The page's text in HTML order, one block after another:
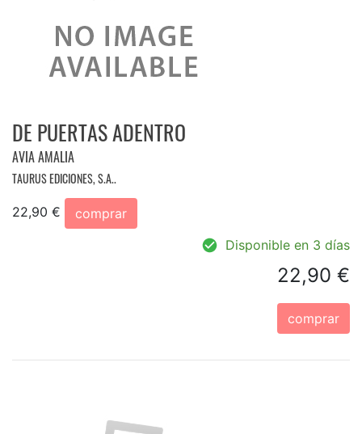
DE PUERTAS ADENTRO
AVIA AMALIA
TAURUS EDICIONES, S.A..
22,90 €
comprar
Disponible en 3 días
22,90 €
comprar